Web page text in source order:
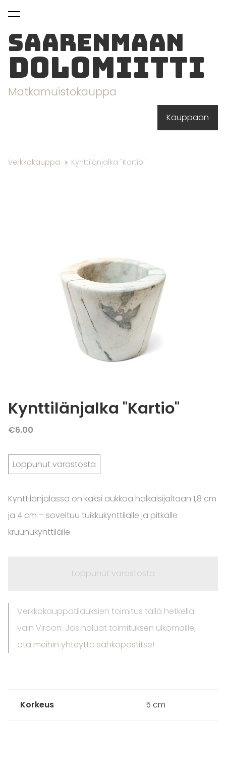
on lisätty
Saarenmaan
dolomiitti
Matkamuistokauppa
Kauppaan
Verkkokauppa Kynttilänjalka "Kartio"
Korkeus 5 cm
Kynttilänjalka "Kartio"
€6.00
Loppunut varastosta
Kynttilänjalassa on kaksi aukkoa halkaisijaltaan 1,8 cm
ja 4 cm – soveltuu tuikkukynttilälle ja pitkälle
kruunukynttilälle.
Loppunut varastosta
Verkkokauppatilauksien toimitus tällä hetkellä
vain Viroon. Jos haluat toimituksen ulkomaille,
ota meihin yhteyttä sähköpostitse!